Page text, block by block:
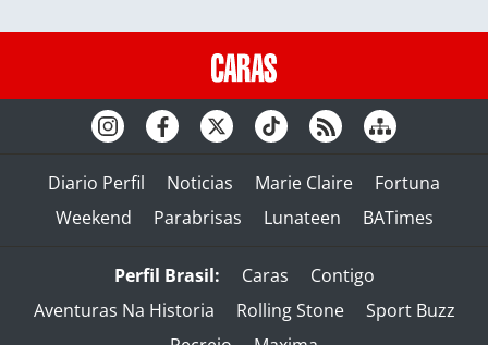
Diario Perfil Noticias Marie Claire
Fortuna
Weekend
Parabrisas Lunateen BATimes
Perfil Brasil: Caras
Contigo
Aventuras Na Historia
Rolling Stone
Sport Buzz